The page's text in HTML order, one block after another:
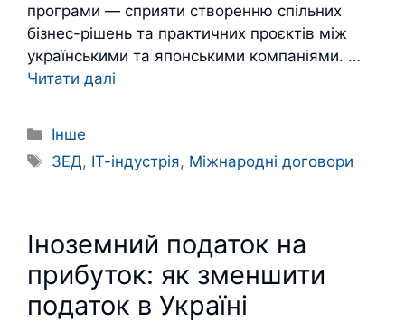
програми — сприяти створенню спільних
бізнес-рішень та практичних проєктів між
українськими та японськими компаніями. …
Читати далі
Категорії
Інше
Позначки
ЗЕД, ІТ-індустрія, Міжнародні договори
Іноземний податок на
прибуток: як зменшити
податок в Україні